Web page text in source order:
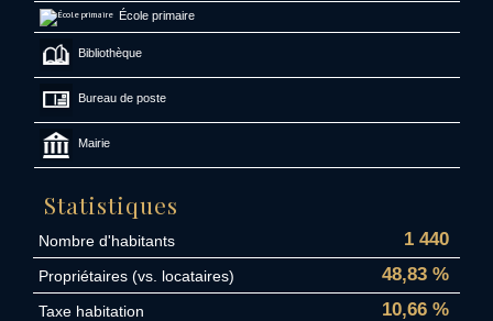
École primaire
Bibliothèque
Bureau de poste
Mairie
Statistiques
Nombre d'habitants 1 440
Propriétaires (vs. locataires) 48,83 %
Taxe habitation 10,66 %